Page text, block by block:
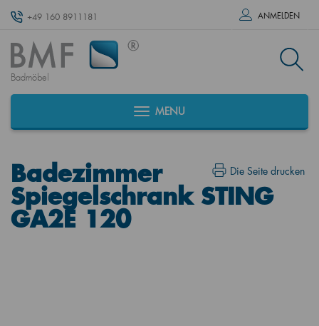
+49 160 8911181 ANMELDEN
Badmöbel
MENU
Die Seite drucken
Badezimmer
Spiegelschrank STING
GA2E 120